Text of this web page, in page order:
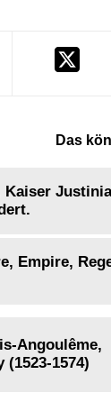
Das
Kaiser
Empire,
Angoulême,
(1523-1574)